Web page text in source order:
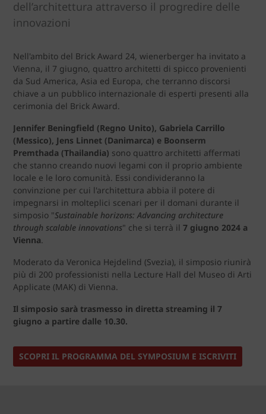
dell’architettura attraverso il progredire delle
innovazioni
Nell'ambito del Brick Award 24, wienerberger ha invitato a
Vienna, il 7 giugno, quattro architetti di spicco provenienti
da Sud America, Asia ed Europa, che terranno discorsi
chiave a un pubblico internazionale di esperti presenti alla
cerimonia del Brick Award.
Jennifer Beningfield (Regno Unito), Gabriela Carrillo
(Messico), Jens Linnet (Danimarca) e Boonserm
Premthada (Thailandia) sono quattro architetti affermati
che stanno creando nuovi legami con il proprio ambiente
locale e le loro comunità. Essi condivideranno la
convinzione per cui l'architettura abbia il potere di
impegnarsi in molteplici scenari per il domani durante il
simposio "Sustainable horizons: Advancing architecture
through scalable innovations" che si terrà il 7 giugno 2024 a
Vienna.
Moderato da Veronica Hejdelind (Svezia), il simposio riunirà
più di 200 professionisti nella Lecture Hall del Museo di Arti
Applicate (MAK) di Vienna.
Il simposio sarà trasmesso in diretta streaming il 7
giugno a partire dalle 10.30.
SCOPRI IL PROGRAMMA DEL SYMPOSIUM E ISCRIVITI